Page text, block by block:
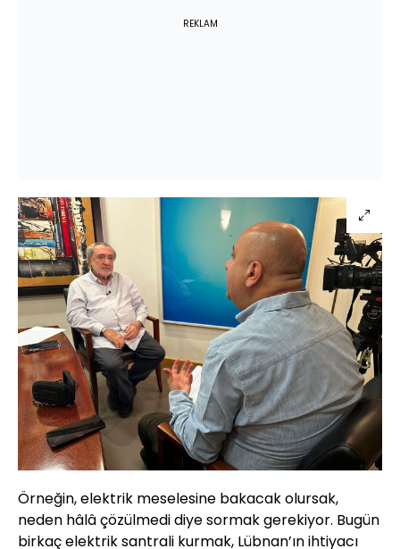
REKLAM
Örneğin, elektrik meselesine bakacak olursak,
neden hâlâ çözülmedi diye sormak gerekiyor. Bugün
birkaç elektrik santrali kurmak, Lübnan’ın ihtiyacı